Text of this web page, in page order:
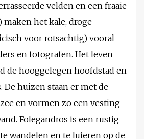
velden en een fraaie
maken het kale, droge
voor rotsachtig) vooral
en fotografen. Het leven
de hooggelegen hoofdstad en
De huizen staan er met de
en vormen zo een vesting
Folegandros is een rustig
wandelen en te luieren op de